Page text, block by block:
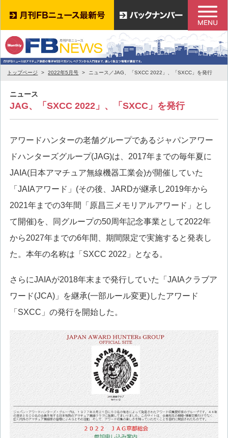
トップページ 2022年5月号 ニュース／JAG、「SXCC 2022」、「SXCC」を発行
ニュース
JAG、「SXCC 2022」、「SXCC」を発行
アワードハンターの老舗グループであるジャパンアワー
ドハンターズグループ(JAG)は、2017年までの毎年夏に
JAIA(日本アマチュア無線機器工業会)が開催していた
「JAIAアワード」(その後、JARDが継承し2019年から
2021年までの3年間「原昌三メモリアルアワード」とし
て開催)を、同グループの50周年記念事業として2022年
から2027年までの6年間、期間限定で実施すると発表し
た。本年の名称は「SXCC 2022」となる。
さらにJAIAが2018年末まで発行していた「JAIAクラブア
ワード(JCA)」を継承(一部ルール変更)したアワード
「SXCC」の発行を開始した。